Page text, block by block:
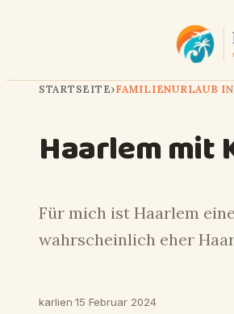
STARTSEITE›FAMILIENURLAUB
Haarlem mit
Für mich ist Haarlem
wahrscheinlich eher
karlien·15 Februar 2024